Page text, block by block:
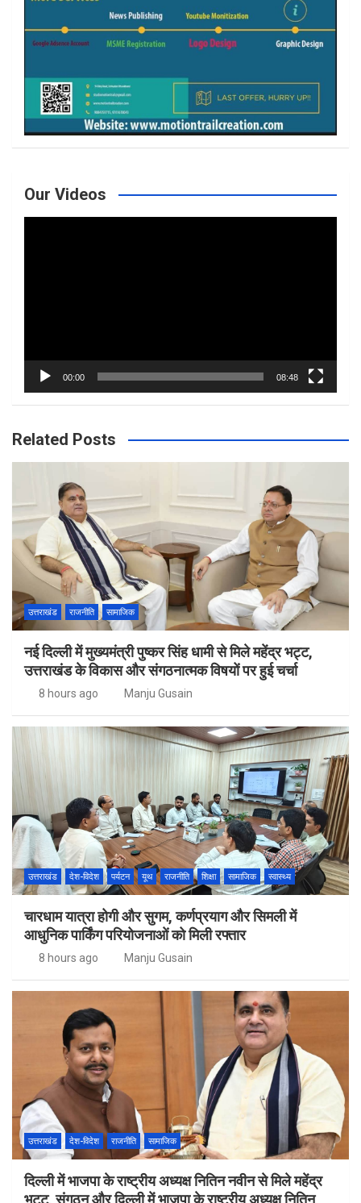
Our Videos
00:00 08:48
Related Posts
उत्तराखंड राजनीति सामाजिक
नई दिल्ली में मुख्यमंत्री पुष्कर सिंह धामी से मिले महेंद्र भट्ट,
उत्तराखंड के विकास और संगठनात्मक विषयों पर हुई चर्चा
8 hours ago Manju Gusain
उत्तराखंड देश-विदेश पर्यटन यूथ राजनीति शिक्षा सामाजिक स्वास्थ्य
चारधाम यात्रा होगी और सुगम, कर्णप्रयाग और सिमली में
आधुनिक पार्किंग परियोजनाओं को मिली रफ्तार
8 hours ago Manju Gusain
उत्तराखंड देश-विदेश राजनीति सामाजिक
दिल्ली में भाजपा के राष्ट्रीय अध्यक्ष नितिन नवीन से मिले महेंद्र